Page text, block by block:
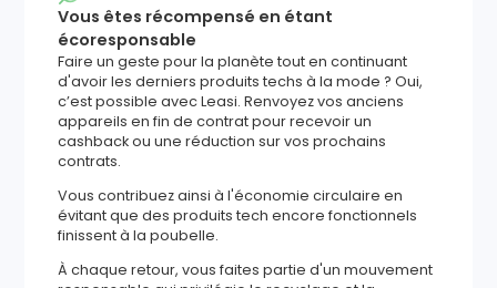
Vous êtes récompensé en étant
écoresponsable
Faire un geste pour la planète tout en continuant
d'avoir les derniers produits techs à la mode ? Oui,
c’est possible avec Leasi. Renvoyez vos anciens
appareils en fin de contrat pour recevoir un
cashback ou une réduction sur vos prochains
contrats.
Vous contribuez ainsi à l'économie circulaire en
évitant que des produits tech encore fonctionnels
finissent à la poubelle.
À chaque retour, vous faites partie d'un mouvement